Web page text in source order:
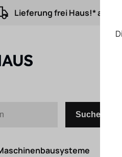
Lieferung frei Haus!* ab
Suchen